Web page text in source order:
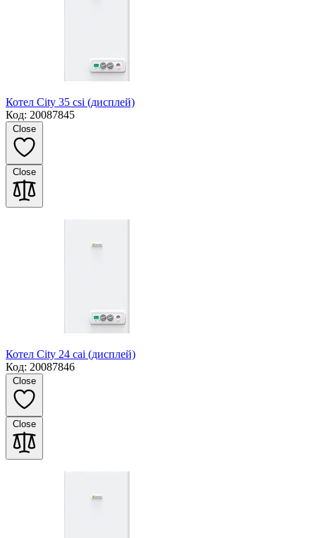
Котел City 35 csi (дисплей)
Код: 20087845
Close
Close
Котел City 24 cai (дисплей)
Код: 20087846
Close
Close